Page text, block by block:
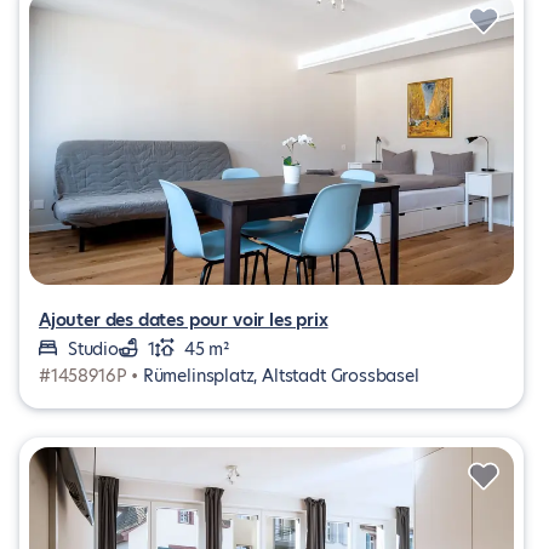
Ajouter des dates pour voir les prix
Studio
1
45 m²
#1458916P • Rümelinsplatz, Altstadt Grossbasel